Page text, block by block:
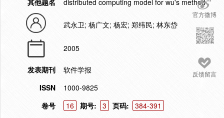
官方微博
反馈留言
其他题名 distributed computing model for wu's method
武永卫; 杨广文; 杨宏; 郑纬民; 林东岱
2005
发表期刊
软件学报
ISSN
1000-9825
卷号
16 期号: 3 页码:
384-391